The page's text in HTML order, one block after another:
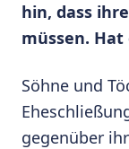
hin, dass
müssen.
Söhne und
gegenüber